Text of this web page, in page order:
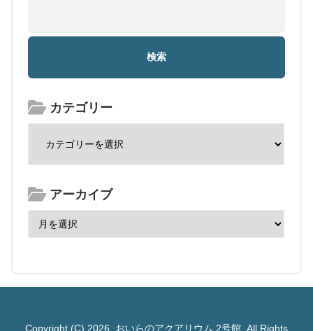
カテゴリー
アーカイブ
Copyright (C) 2026 おいらのアクアリウム 2号館All Rights